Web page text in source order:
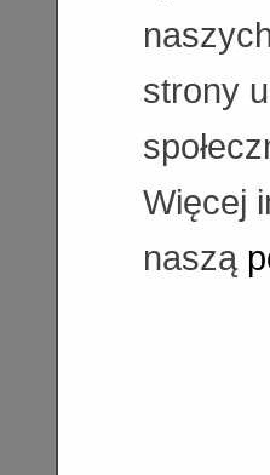
strony
Więcej
naszą